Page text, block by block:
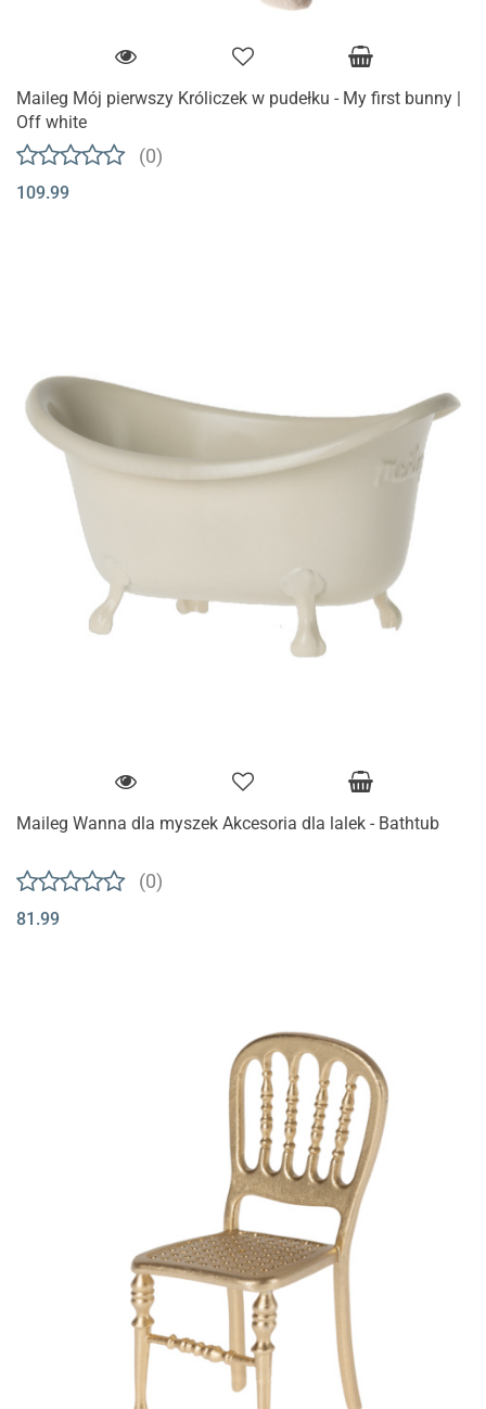
Maileg Mój pierwszy Króliczek w pudełku - My first bunny |
Off white
(0)
109.99
Maileg Wanna dla myszek Akcesoria dla lalek - Bathtub
(0)
81.99